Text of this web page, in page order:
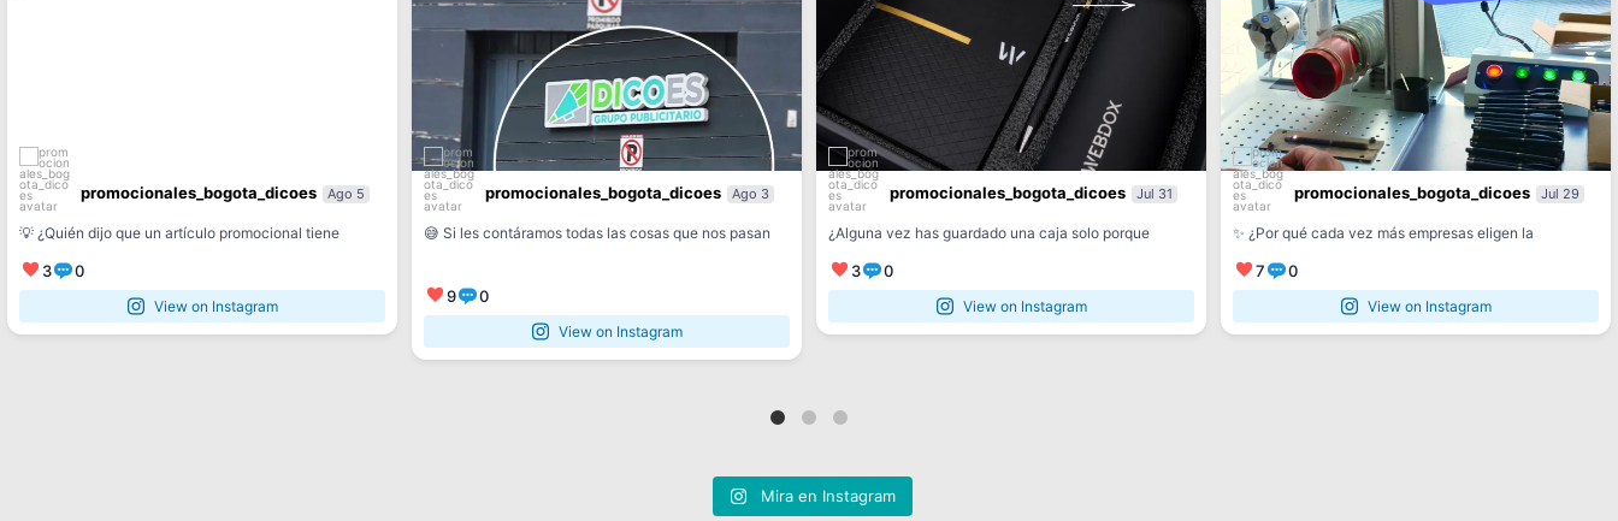
promocionales_bogota_dicoes Ago 5
💡 ¿Quién dijo que un artículo promocional tiene
3 0
View on Instagram
promocionales_bogota_dicoes Ago 3
😅 Si les contáramos todas las cosas que nos pasan
9 0
View on Instagram
promocionales_bogota_dicoes Jul 31
¿Alguna vez has guardado una caja solo porque
3 0
View on Instagram
promocionales_bogota_dicoes Jul 29
✨ ¿Por qué cada vez más empresas eligen la
7 0
View on Instagram
Mira en Instagram